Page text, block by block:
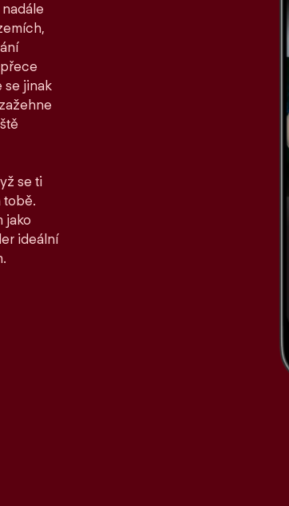
se jinak
se ti
tobě.
jako
ideální